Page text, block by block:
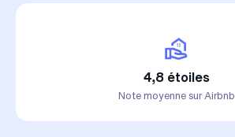
4,8 étoiles
Note moyenne sur Airbnb